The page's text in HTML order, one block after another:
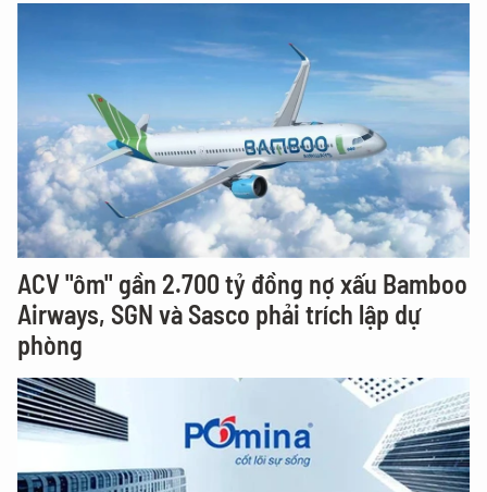
ACV "ôm" gần 2.700 tỷ đồng nợ xấu Bamboo
Airways, SGN và Sasco phải trích lập dự
phòng